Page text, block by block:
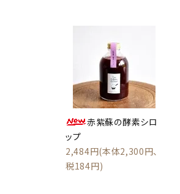
赤紫蘇の酵素シロ
ップ
2,484円(本体2,300円、
税184円)